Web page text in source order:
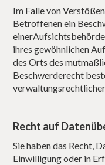
Im Falle von
Betroffenen ein
ihres gewöhnlichen
des Orts des
Beschwerderecht
Recht auf
Sie haben das Recht,
Einwilligung oder in